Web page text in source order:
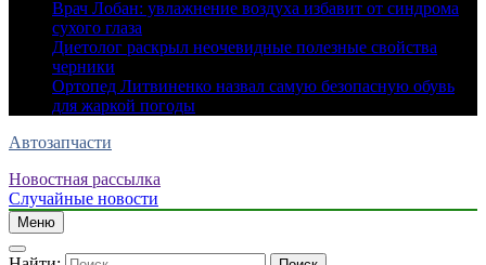
Врач Лобан: увлажнение воздуха избавит от синдрома
сухого глаза
Диетолог раскрыл неочевидные полезные свойства
черники
Ортопед Литвиненко назвал самую безопасную обувь
для жаркой погоды
Автозапчасти
Новостная рассылка
Случайные новости
Меню